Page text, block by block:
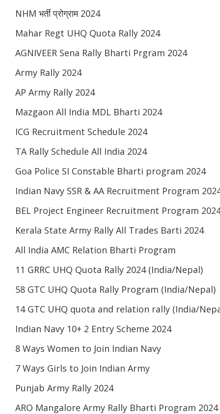
NHM भर्ती प्रोग्राम 2024
Mahar Regt UHQ Quota Rally 2024
AGNIVEER Sena Rally Bharti Prgram 2024
Army Rally 2024
AP Army Rally 2024
Mazgaon All India MDL Bharti 2024
ICG Recruitment Schedule 2024
TA Rally Schedule All India 2024
Goa Police SI Constable Bharti program 2024
Indian Navy SSR & AA Recruitment Program
BEL Project Engineer Recruitment Program
Kerala State Army Rally All Trades Barti 2024
All India AMC Relation Bharti Program
11 GRRC UHQ Quota Rally 2024 (India/Nepal)
58 GTC UHQ Quota Rally Program (India/Nepal)
14 GTC UHQ quota and relation rally (India/
Indian Navy 10+ 2 Entry Scheme 2024
8 Ways Women to Join Indian Navy
7 Ways Girls to Join Indian Army
Punjab Army Rally 2024
ARO Mangalore Army Rally Bharti Program 2024